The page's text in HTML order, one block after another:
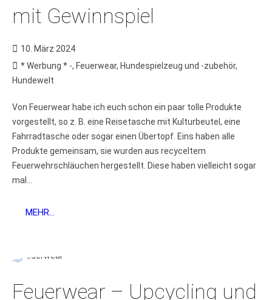
mit Gewinnspiel
10. März 2024
* Werbung * -, Feuerwear, Hundespielzeug und -zubehör,
Hundewelt
Von Feuerwear habe ich euch schon ein paar tolle Produkte
vorgestellt, so z. B. eine Reisetasche mit Kulturbeutel, eine
Fahrradtasche oder sogar einen Übertopf. Eins haben alle
Produkte gemeinsam, sie wurden aus recyceltem
Feuerwehrschläuchen hergestellt. Diese haben vielleicht sogar
mal...
MEHR...
Feuerwear – Upcycling und